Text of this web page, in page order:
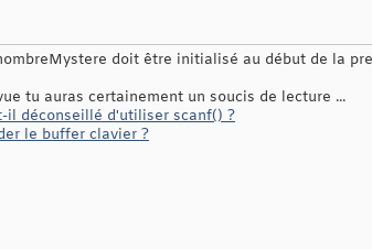
return
doit être initialisé au début de la
tu auras certainement un soucis de lecture ...
il déconseillé d'utiliser scanf() ?
le buffer clavier ?